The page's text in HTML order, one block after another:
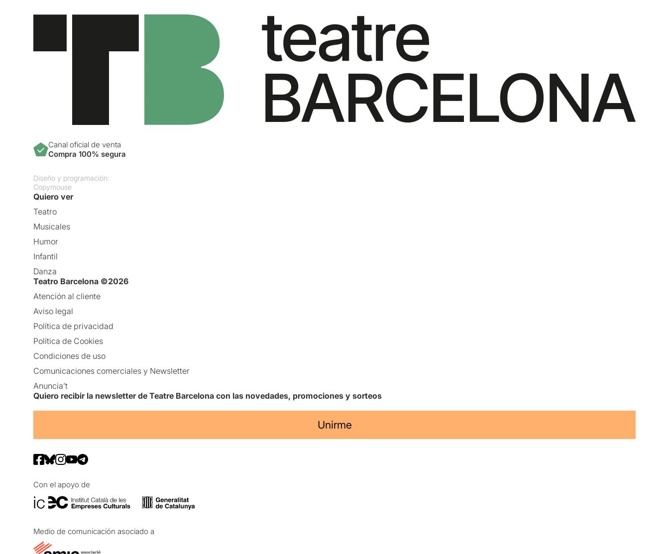
Canal oficial de venta
Compra 100% segura
Diseño y programación:
Copymouse
Quiero ver
Teatro
Musicales
Humor
Infantil
Danza
Teatro Barcelona ©2026
Atención al cliente
Aviso legal
Política de privacidad
Política de Cookies
Condiciones de uso
Comunicaciones comerciales y Newsletter
Anuncia’t
Quiero recibir la newsletter de Teatre Barcelona con las novedades, promociones y sorteos
Unirme
Con el apoyo de
Medio de comunicación asociado a